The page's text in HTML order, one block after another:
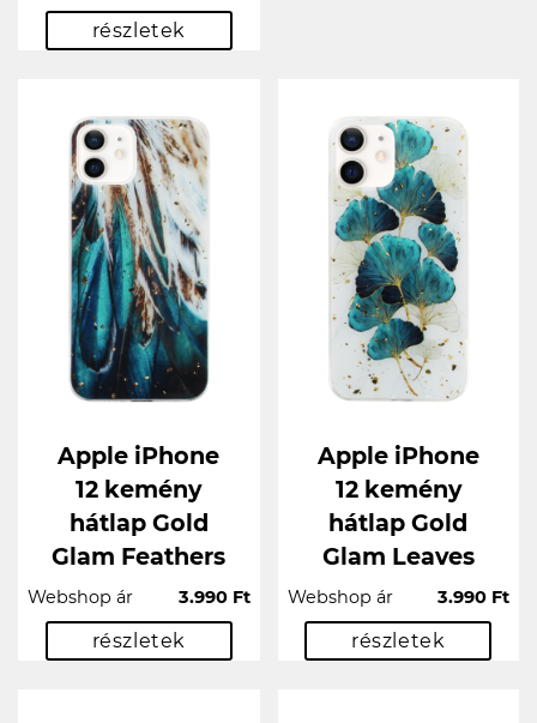
részletek
Apple iPhone
12 kemény
hátlap Gold
Glam Feathers
Webshop ár 3.990 Ft
részletek
Apple iPhone
12 kemény
hátlap Gold
Glam Leaves
Webshop ár 3.990 Ft
részletek